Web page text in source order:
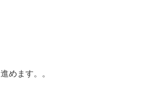
めます。。